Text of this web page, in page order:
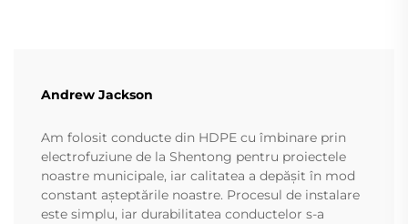
Andrew Jackson
Am folosit conducte din HDPE cu îmbinare prin
electrofuziune de la Shentong pentru proiectele
noastre municipale, iar calitatea a depășit în mod
constant așteptările noastre. Procesul de instalare
este simplu, iar durabilitatea conductelor s-a